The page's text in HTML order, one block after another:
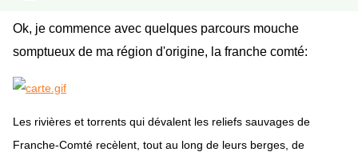
Ok, je commence avec quelques parcours mouche
somptueux de ma région d'origine, la franche comté:
Les rivières et torrents qui dévalent les reliefs sauvages de
Franche-Comté recèlent, tout au long de leurs berges, de